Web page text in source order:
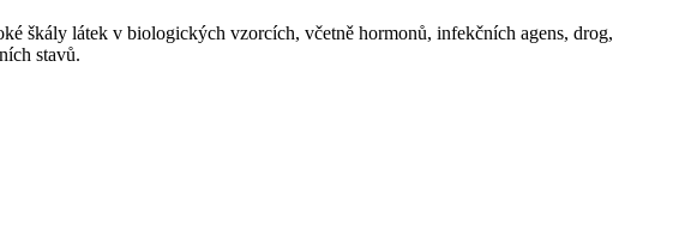
škály látek v biologických vzorcích, včetně hormonů, infekčních agens, drog,
stavů.